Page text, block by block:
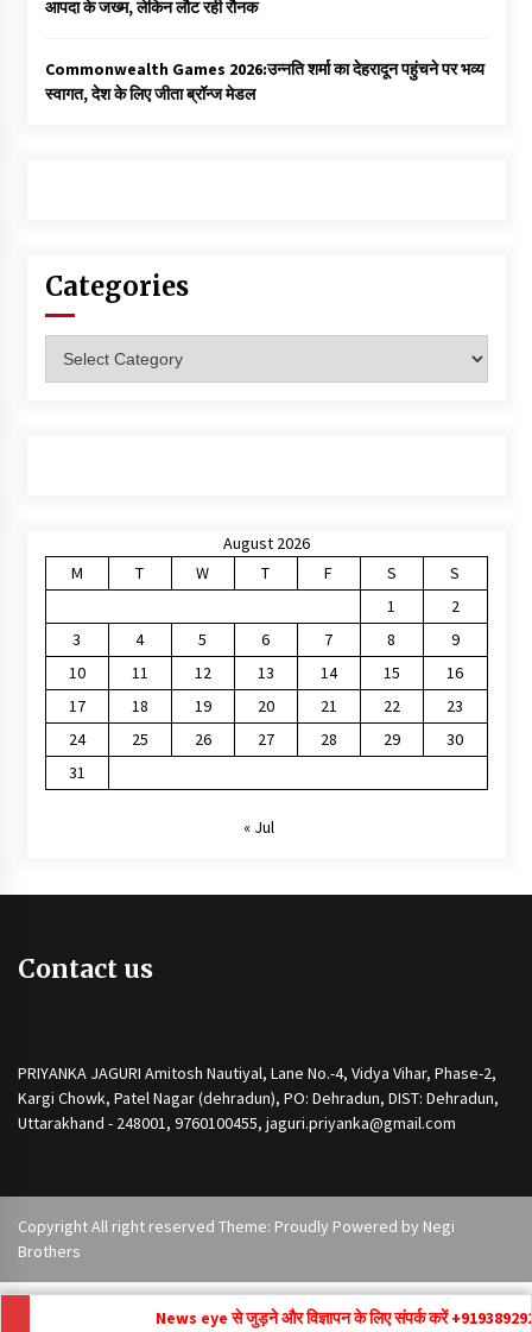
आपदा के जख्म, लेकिन लौट रही रौनक
Commonwealth Games 2026:उन्नति शर्मा का देहरादून पहुंचने पर भव्य
स्वागत, देश के लिए जीता ब्रॉन्ज मेडल
Categories
August 2026
M
T W T F S
S
1
2
3
4 5 6 7 8
9
10
11 12 13 14 15
16
17
18 19 20 21 22
23
24
25 26 27 28 29
30
31
« Jul
Contact us
PRIYANKA JAGURI Amitosh Nautiyal, Lane No.-4, Vidya Vihar, Phase-2,
Kargi Chowk, Patel Nagar (dehradun), PO: Dehradun, DIST: Dehradun,
Uttarakhand - 248001, 9760100455, jaguri.priyanka@gmail.com
Copyright All right reserved Theme: Proudly Powered by Negi
Brothers
News eye से जुड़ने और विज्ञापन के लिए संपर्क करें +919389292171 ,